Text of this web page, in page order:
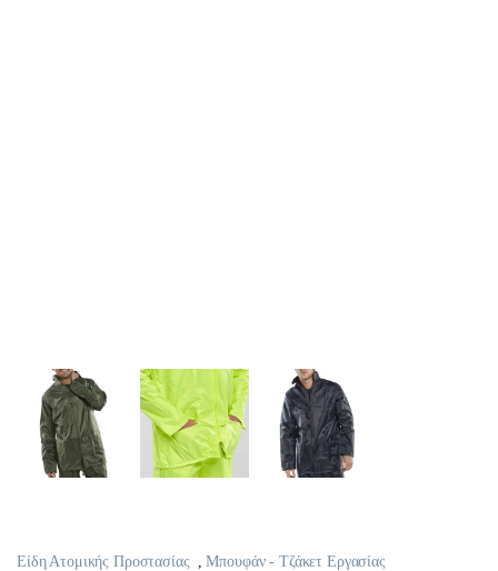
Είδη Ατομικής Προστασίας ,Μπουφάν - Τζάκετ Εργασίας